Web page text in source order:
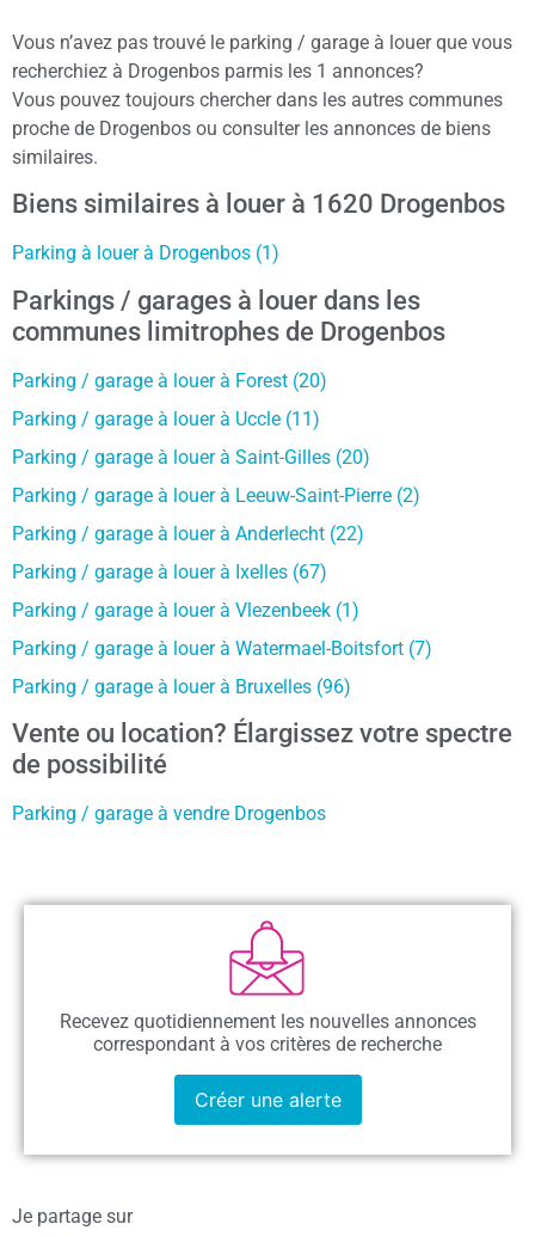
Vous n’avez pas trouvé le parking / garage à louer que vous
recherchiez à Drogenbos parmis les 1 annonces?
Vous pouvez toujours chercher dans les autres communes
proche de Drogenbos ou consulter les annonces de biens
similaires.
Biens similaires à louer à 1620 Drogenbos
Parking à louer à Drogenbos (1)
Parkings / garages à louer dans les
communes limitrophes de Drogenbos
Parking / garage à louer à Forest (20)
Parking / garage à louer à Uccle (11)
Parking / garage à louer à Saint-Gilles (20)
Parking / garage à louer à Leeuw-Saint-Pierre (2)
Parking / garage à louer à Anderlecht (22)
Parking / garage à louer à Ixelles (67)
Parking / garage à louer à Vlezenbeek (1)
Parking / garage à louer à Watermael-Boitsfort (7)
Parking / garage à louer à Bruxelles (96)
Vente ou location? Élargissez votre spectre
de possibilité
Parking / garage à vendre Drogenbos
Recevez quotidiennement les nouvelles annonces
correspondant à vos critères de recherche
Créer une alerte
Je partage sur